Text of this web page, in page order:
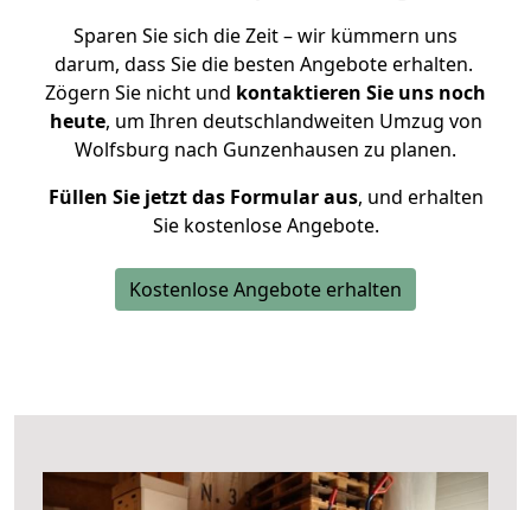
Sparen Sie sich die Zeit – wir kümmern uns
darum, dass Sie die besten Angebote erhalten.
Zögern Sie nicht und kontaktieren Sie uns noch
heute, um Ihren deutschlandweiten Umzug von
Wolfsburg nach Gunzenhausen zu planen.
Füllen Sie jetzt das Formular aus, und erhalten
Sie kostenlose Angebote.
Kostenlose Angebote erhalten